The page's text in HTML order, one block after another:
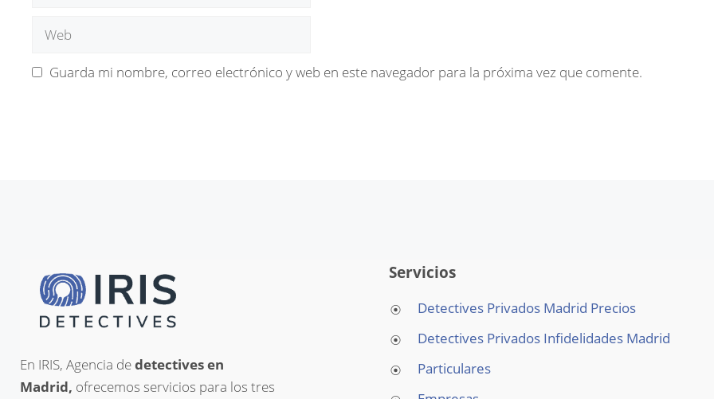
Web
Guarda mi nombre, correo electrónico y web en este navegador para la próxima vez que comente.
En IRIS, Agencia dedetectives en
Madrid, ofrecemos servicios para los tres
Servicios
Detectives Privados Madrid Precios
Detectives Privados Infidelidades Madrid
Particulares